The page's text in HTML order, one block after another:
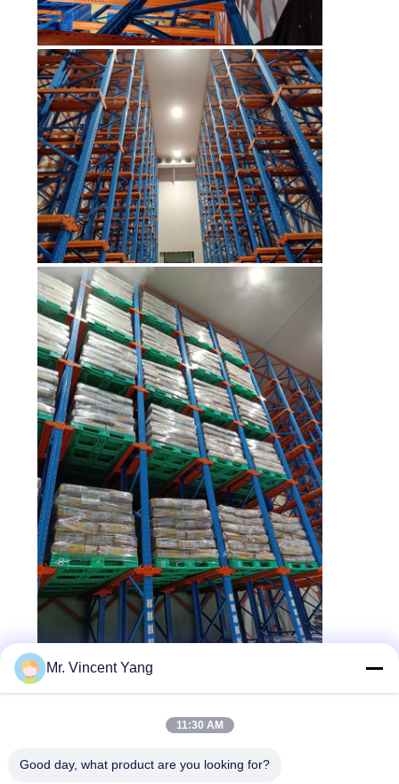
शीर्ष
Mr. Vincent Yang
11:30 AM
Good day, what product are you looking for?